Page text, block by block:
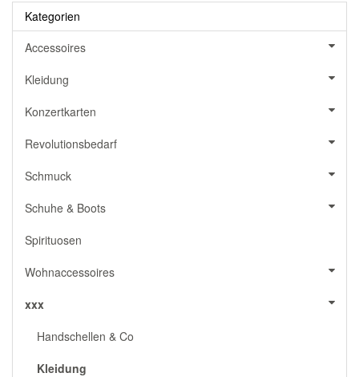
Kategorien
Accessoires
Kleidung
Konzertkarten
Revolutionsbedarf
Schmuck
Schuhe & Boots
Spirituosen
Wohnaccessoires
xxx
Handschellen & Co
Kleidung